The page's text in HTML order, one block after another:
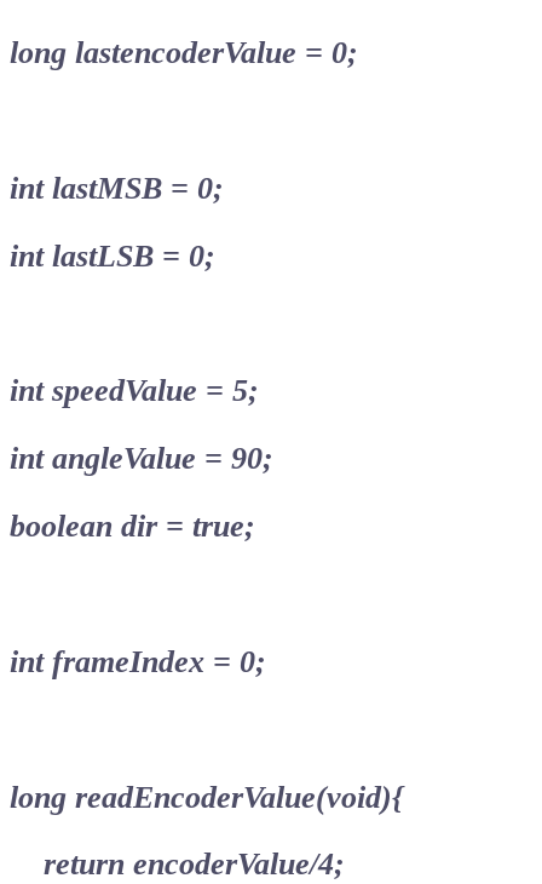
long lastencoderValue = 0;
int lastMSB = 0;
int lastLSB = 0;
int speedValue = 5;
int angleValue = 90;
boolean dir = true;
int frameIndex = 0;
long readEncoderValue(void){
return encoderValue/4;